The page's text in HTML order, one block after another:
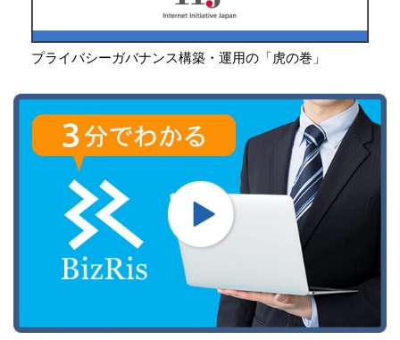
プライバシーガバナンス構築・運用の「虎の巻」